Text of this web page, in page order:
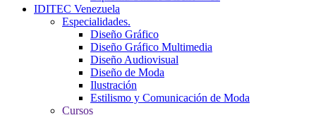
IDITEC Venezuela
Especialidades.
Diseño Gráfico
Diseño Gráfico Multimedia
Diseño Audiovisual
Diseño de Moda
Ilustración
Estilismo y Comunicación de Moda
Cursos